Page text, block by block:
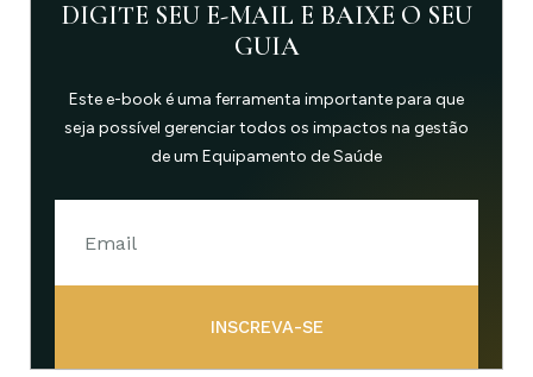
DIGITE SEU E-MAIL E BAIXE O SEU
GUIA
Este e-book é uma ferramenta importante para que
seja possível gerenciar todos os impactos na gestão
de um Equipamento de Saúde
INSCREVA-SE